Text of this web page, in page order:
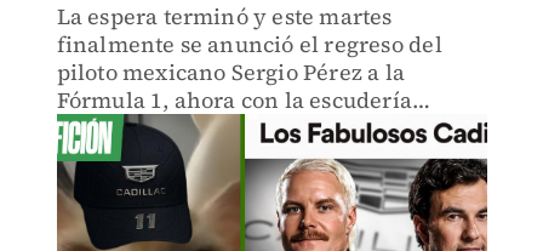
La espera terminó y este martes
finalmente se anunció el regreso del
piloto mexicano Sergio Pérez a la
Fórmula 1, ahora con la escudería
Cadillac y como compañero de equipo
de Valtteri Bottas, otro experimentado
en el Gran Circo.